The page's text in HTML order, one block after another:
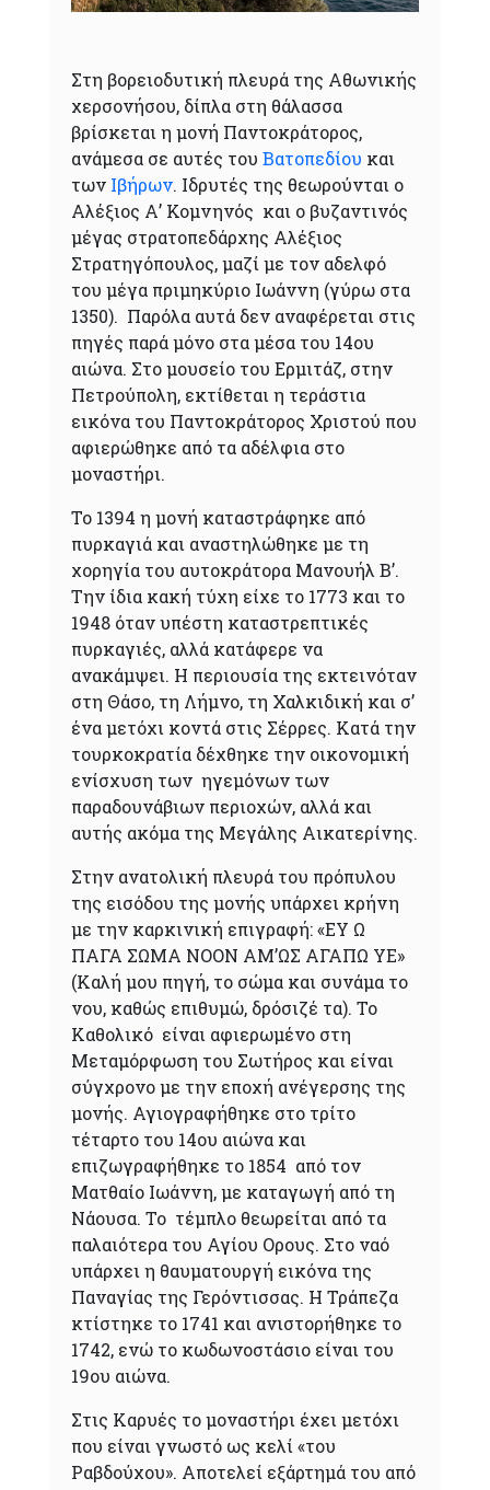
Στη βορειοδυτική πλευρά της Αθωνικής
χερσονήσου, δίπλα στη θάλασσα
βρίσκεται η μονή Παντοκράτορος,
ανάμεσα σε αυτές του Βατοπεδίου και
των Ιβήρων. Ιδρυτές της θεωρούνται ο
Αλέξιος Α’ Κομνηνός και ο βυζαντινός
μέγας στρατοπεδάρχης Αλέξιος
Στρατηγόπουλος, μαζί με τον αδελφό
του μέγα πριμηκύριο Ιωάννη (γύρω στα
1350). Παρόλα αυτά δεν αναφέρεται στις
πηγές παρά μόνο στα μέσα του 14ου
αιώνα. Στο μουσείο του Ερµιτάζ, στην
Πετρούπολη, εκτίθεται η τεράστια
εικόνα του Παντοκράτορος Χριστού που
αφιερώθηκε από τα αδέλφια στο
μοναστήρι.
Το 1394 η μονή καταστράφηκε από
πυρκαγιά και αναστηλώθηκε με τη
χορηγία του αυτοκράτορα Μανουήλ Β’.
Την ίδια κακή τύχη είχε το 1773 και το
1948 όταν υπέστη καταστρεπτικές
πυρκαγιές, αλλά κατάφερε να
ανακάμψει. Η περιουσία της εκτεινόταν
στη Θάσο, τη Λήμνο, τη Χαλκιδική και σ’
ένα μετόχι κοντά στις Σέρρες. Κατά την
τουρκοκρατία δέχθηκε την οικονομική
ενίσχυση των ηγεμόνων των
παραδουνάβιων περιοχών, αλλά και
αυτής ακόμα της Μεγάλης Αικατερίνης.
Στην ανατολική πλευρά του πρόπυλου
της εισόδου της μονής υπάρχει κρήνη
με την καρκινική επιγραφή: «ΕΥ Ω
ΠΑΓΑ ΣΩΜΑ ΝΟΟΝ ΑΜ’ΩΣ ΑΓΑΠΩ ΥΕ»
(Καλή μου πηγή, το σώμα και συνάμα το
νου, καθώς επιθυμώ, δρόσιζέ τα). Το
Καθολικό είναι αφιερωμένο στη
Μεταµόρφωση του Σωτήρος και είναι
σύγχρονο με την εποχή ανέγερσης της
μονής. Αγιογραφήθηκε στο τρίτο
τέταρτο του 14ου αιώνα και
επιζωγραφήθηκε το 1854 από τον
Ματθαίο Ιωάννη, με καταγωγή από τη
Νάουσα. Το τέμπλο θεωρείται από τα
παλαιότερα του Αγίου Ορους. Στο ναό
υπάρχει η θαυματουργή εικόνα της
Παναγίας της Γερόντισσας. Η Τράπεζα
κτίστηκε το 1741 και ανιστορήθηκε το
1742, ενώ το κωδωνοστάσιο είναι του
19ου αιώνα.
Στις Καρυές το μοναστήρι έχει μετόχι
που είναι γνωστό ως κελί «του
Ραβδούχου». Αποτελεί εξάρτημά του από